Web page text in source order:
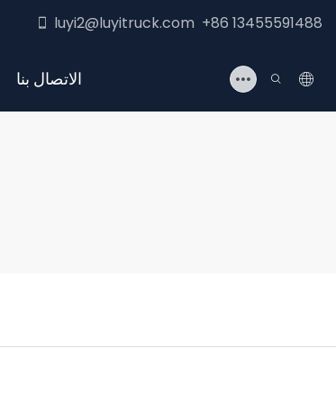
luyi2@luyitruck.com +86 13455591488
الاتصال بنا